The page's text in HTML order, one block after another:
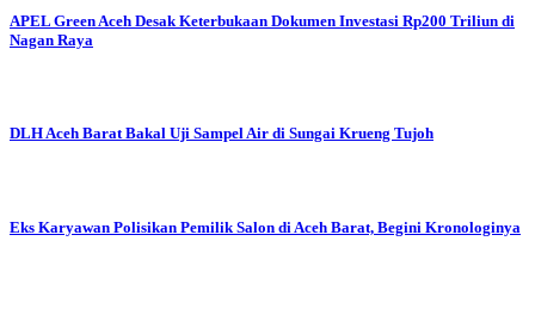
APEL Green Aceh Desak Keterbukaan Dokumen Investasi Rp200 Triliun di
Nagan Raya
DLH Aceh Barat Bakal Uji Sampel Air di Sungai Krueng Tujoh
Eks Karyawan Polisikan Pemilik Salon di Aceh Barat, Begini Kronologinya